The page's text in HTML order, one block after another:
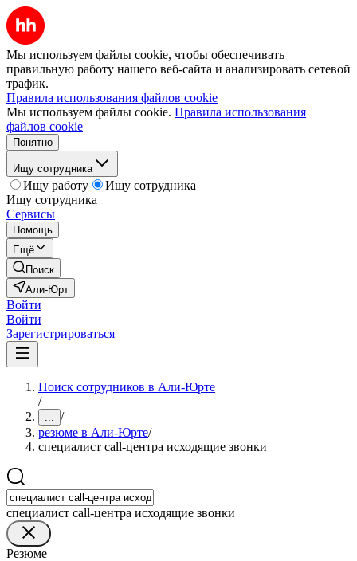
Мы используем файлы cookie, чтобы обеспечивать
правильную работу нашего веб-сайта и анализировать сетевой
трафик.
Правила использования файлов cookie
Мы используем файлы cookie. Правила использования
файлов cookie
Понятно
Ищу сотрудника
Ищу работу
Ищу сотрудника
Ищу сотрудника
Сервисы
Помощь
Ещё
Поиск
Али-Юрт
Войти
Войти
Зарегистрироваться
Поиск сотрудников в Али-Юрте
/
... /
резюме в Али-Юрте/
специалист call-центра исходящие звонки
специалист call-центра исходящие звонки
Резюме